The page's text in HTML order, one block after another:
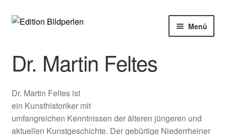
Zur
Zum
Menü
Autoren
Veranstaltungen
Dr. Martin Feltes
Dr. Martin Feltes ist
ein Kunsthistoriker mit
umfangreichen Kenntnissen der älteren jüngeren und
aktuellen Kunstgeschichte. Der gebürtige Niederrheiner